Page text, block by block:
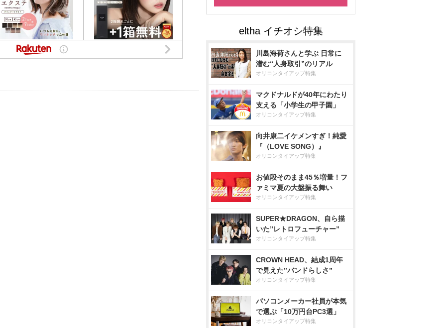
川島海荷さんと学ぶ 日常に
潜む“人身取引”のリアル
オリコンタイアップ特集
マクドナルドが40年にわたり
支える「小学生の甲子園」
オリコンタイアップ特集
向井康二イケメンすぎ！純愛
『（LOVE SONG）』
オリコンタイアップ特集
お値段そのまま45％増量！フ
ァミマ夏の大盤振る舞い
オリコンタイアップ特集
SUPER★DRAGON、自ら描
いた”レトロフューチャー”
オリコンタイアップ特集
CROWN HEAD、結成1周年
で見えた”バンドらしさ”
オリコンタイアップ特集
パソコンメーカー社員が本気
で選ぶ「10万円台PC3選」
オリコンタイアップ特集